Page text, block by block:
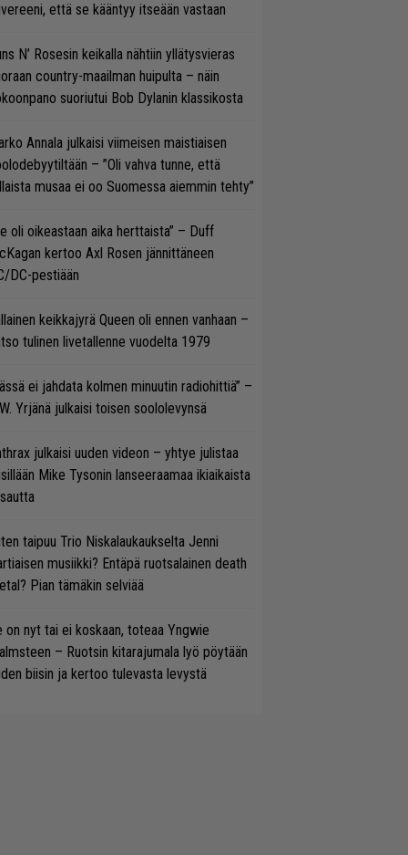
että se kääntyy itseään vastaan
N’ Rosesin keikalla nähtiin yllätysvieras
country-maailman huipulta – näin
suoriutui Bob Dylanin klassikosta
Annala julkaisi viimeisen maistiaisen
– ”Oli vahva tunne, että
musaa ei oo Suomessa aiemmin tehty”
oli oikeastaan aika herttaista” – Duff
kertoo Axl Rosen jännittäneen
DC-pestiään
keikkajyrä Queen oli ennen vanhaan –
tulinen livetallenne vuodelta 1979
ei jahdata kolmen minuutin radiohittiä” –
Yrjänä julkaisi toisen soololevynsä
julkaisi uuden videon – yhtye julistaa
Mike Tysonin lanseeraamaa ikiaikaista
taipuu Trio Niskalaukaukselta Jenni
musiikki? Entäpä ruotsalainen death
Pian tämäkin selviää
on nyt tai ei koskaan, toteaa Yngwie
– Ruotsin kitarajumala lyö pöytään
biisin ja kertoo tulevasta levystä